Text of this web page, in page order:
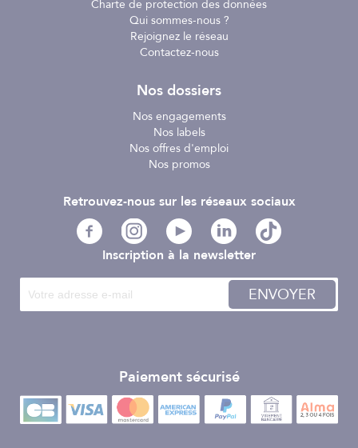
Charte de protection des données
Qui sommes-nous ?
Rejoignez le réseau
Contactez-nous
Nos dossiers
Nos engagements
Nos labels
Nos offres d'emploi
Nos promos
Inscription à la newsletter
ENVOYER
Paiement sécurisé
Retrouvez-nous sur les réseaux sociaux